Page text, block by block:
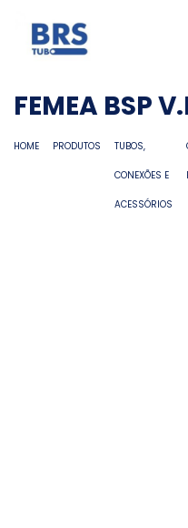
FEMEA BSP
HOME PRODUTOS TUBOS,
CONEXÕES E
ACESSÓRIOS